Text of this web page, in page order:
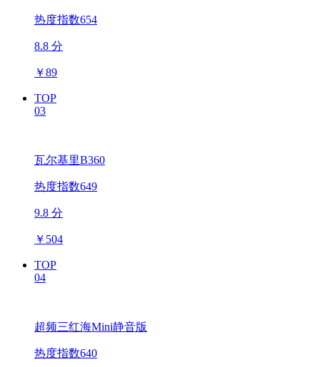
热度指数654
8.8 分
￥89
TOP
03
瓦尔基里B360
热度指数649
9.8 分
￥ 504
TOP
04
超频三红海Mini静音版
热度指数640